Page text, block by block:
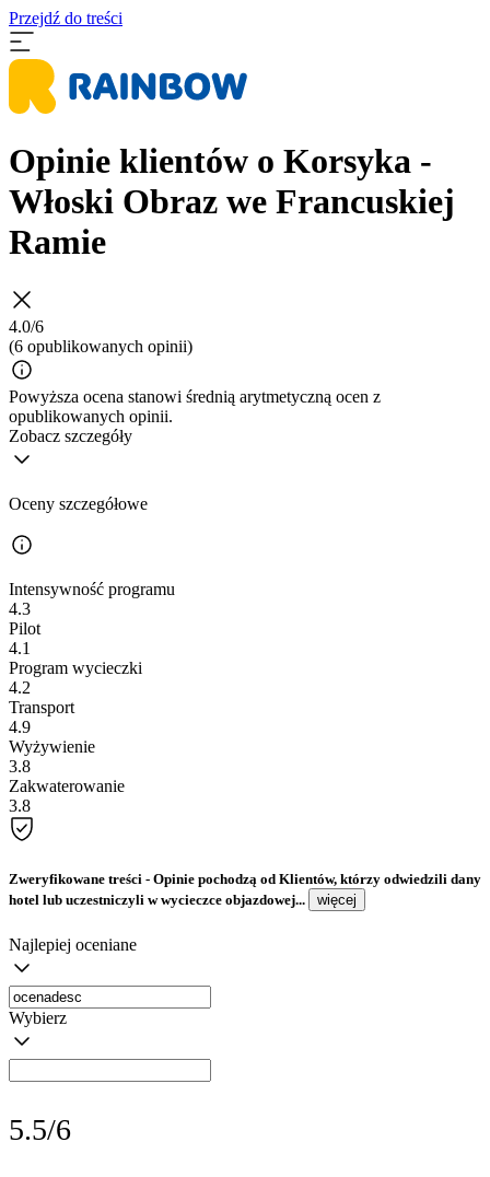
Przejdź do treści
Opinie klientów o Korsyka -
Włoski Obraz we Francuskiej
Ramie
4.0/6
(6 opublikowanych opinii)
Powyższa ocena stanowi średnią arytmetyczną ocen z
opublikowanych opinii.
Zobacz szczegóły
Oceny szczegółowe
Intensywność programu
4.3
Pilot
4.1
Program wycieczki
4.2
Transport
4.9
Wyżywienie
3.8
Zakwaterowanie
3.8
Zweryfikowane treści - Opinie pochodzą od Klientów, którzy odwiedzili dany
hotel lub uczestniczyli w wycieczce objazdowej...
więcej
Najlepiej oceniane
Wybierz
5.5/6